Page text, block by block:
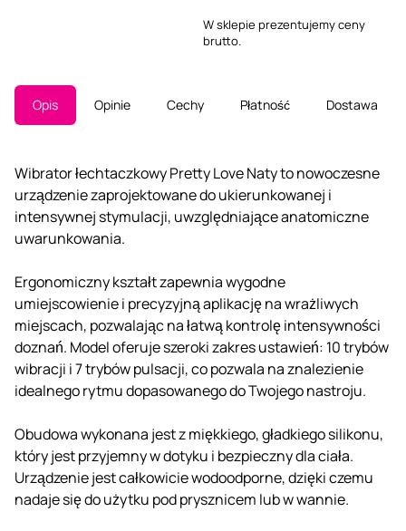
W sklepie prezentujemy ceny
brutto.
Opis Opinie Cechy Płatność Dostawa
Wibrator łechtaczkowy Pretty Love Naty to nowoczesne
urządzenie zaprojektowane do ukierunkowanej i
intensywnej stymulacji, uwzględniające anatomiczne
uwarunkowania.
Ergonomiczny kształt zapewnia wygodne
umiejscowienie i precyzyjną aplikację na wrażliwych
miejscach, pozwalając na łatwą kontrolę intensywności
doznań. Model oferuje szeroki zakres ustawień: 10 trybów
wibracji i 7 trybów pulsacji, co pozwala na znalezienie
idealnego rytmu dopasowanego do Twojego nastroju.
Obudowa wykonana jest z miękkiego, gładkiego silikonu,
który jest przyjemny w dotyku i bezpieczny dla ciała.
Urządzenie jest całkowicie wodoodporne, dzięki czemu
nadaje się do użytku pod prysznicem lub w wannie.